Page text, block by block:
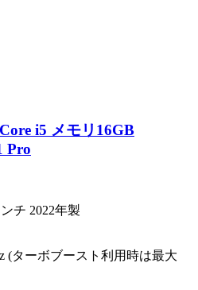
i5 メモリ16GB
Pro
チ 2022年製
(ターボブースト利用時は最大